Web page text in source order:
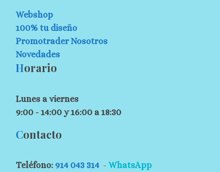
Webshop
100% tu diseño
Promotrader Nosotros
Novedades
Horario
Lunes a viernes
9:00 - 14:00 y 16:00 a 18:30
Contacto
Teléfono: 914 043 314 - WhatsApp